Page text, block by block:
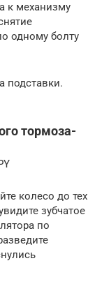
к механизму
одному болту
подставки.
тормоза-
колесо до тех
зубчатое
по